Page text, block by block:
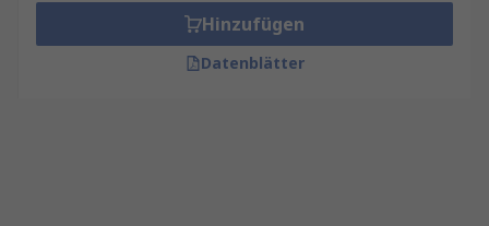
Hinzufügen
Datenblätter